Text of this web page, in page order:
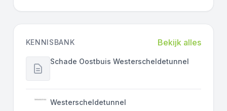
KENNISBANK Bekijk alles
Schade Oostbuis Westerscheldetunnel
Westerscheldetunnel